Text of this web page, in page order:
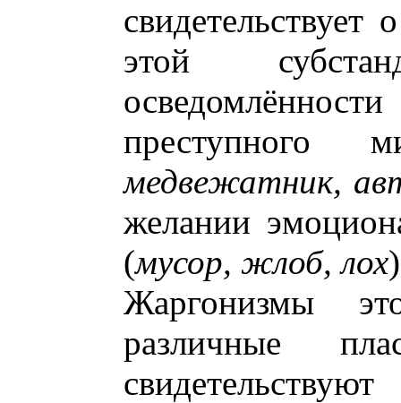
свидетельствует
этой
преступного
медвежатник,
желании
(мусор, жлоб, лох
Жаргонизмы
различные